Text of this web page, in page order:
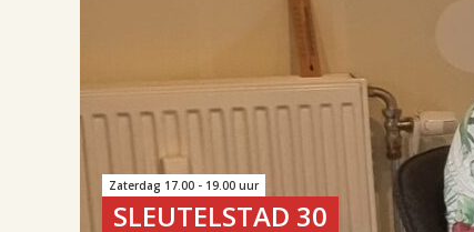
Zaterdag 17.00 - 19.00 uur
SLEUTELSTAD 30